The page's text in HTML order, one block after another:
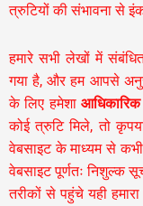
त्रुटियों की संभावना से
हमारे सभी लेखों में
गया है, और हम आपसे
के लिए हमेशा
कोई त्रुटि मिले, तो
वेबसाइट के माध्यम से कभी
वेबसाइट पूर्णतः निशुल्क
तरीकों से पहुंचे यही